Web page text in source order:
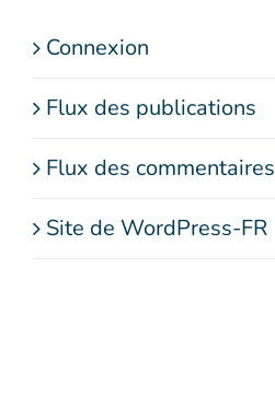
Connexion
Flux des publications
Flux des commentaires
Site de WordPress-FR